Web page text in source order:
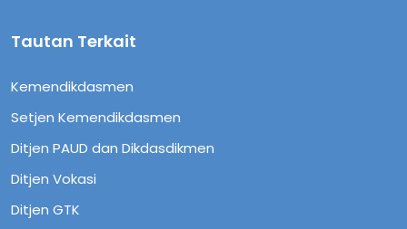
Tautan Terkait
Kemendikdasmen
Setjen Kemendikdasmen
Ditjen PAUD dan Dikdasdikmen
Ditjen Vokasi
Ditjen GTK